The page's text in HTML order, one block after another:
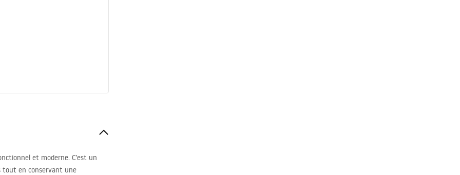
et moderne. C’est un
tout en conservant une